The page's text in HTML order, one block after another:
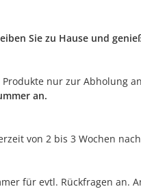
Sie zu Hause und
nur zur Abholung
an.
von 2 bis 3 Wochen
für evtl. Rückfragen an.